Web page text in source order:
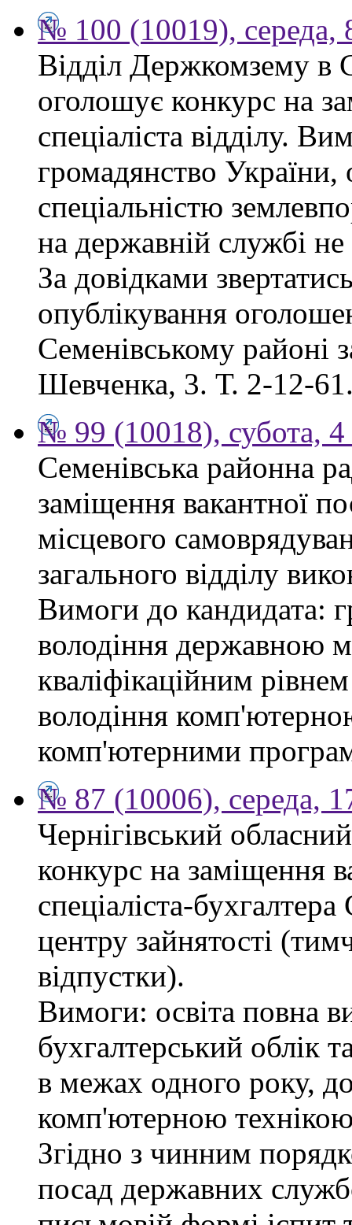
№ 100 (10019), середа,
Відділ Держкомзему в
оголошує конкурс на
спеціаліста відділу.
громадянство України,
спеціальністю
на державній службі
За довідками
опублікування
Семенівському районі
Шевченка, 3. Т. 2-12-
№ 99 (10018), субота, 4
Семенівська районна
заміщення вакантної
місцевого
загального відділу
Вимоги до кандидата:
володіння державною
кваліфікаційним
володіння
комп'ютерними
№ 87 (10006), середа,
Чернігівський
конкурс на заміщення
спеціаліста-
центру зайнятості
відпустки).
Вимоги: освіта повна
бухгалтерський облік
в межах одного року,
комп'ютерною
Згідно з чинним
посад державних